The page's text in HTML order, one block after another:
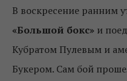
В воскресение ранним
«Большой бокс» и
Кубратом Пулевым и
Букером. Сам бой